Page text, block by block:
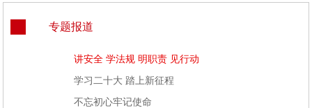
专题报道
讲安全 学法规 明职责 见行动
学习二十大 踏上新征程
不忘初心牢记使命